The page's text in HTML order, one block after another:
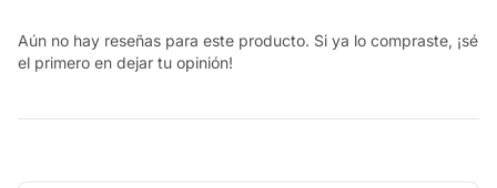
Aún no hay reseñas para este producto. Si ya lo compraste, ¡sé
el primero en dejar tu opinión!